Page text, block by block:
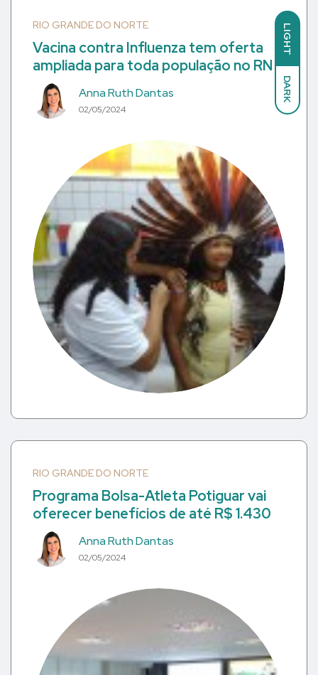
LIGHT
DARK
RIO GRANDE DO NORTE
Vacina contra Influenza tem oferta
ampliada para toda população no RN
Anna Ruth Dantas
02/05/2024
RIO GRANDE DO NORTE
Programa Bolsa-Atleta Potiguar vai
oferecer benefícios de até R$ 1.430
Anna Ruth Dantas
02/05/2024